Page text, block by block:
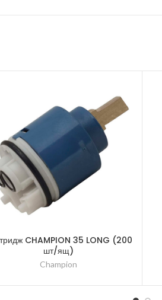
CHAMPION 35 LONG (200
шт/ящ)
Champion